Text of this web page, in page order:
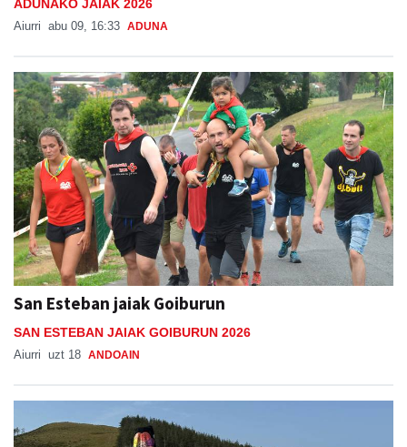
ADUNAKO JAIAK 2026
Aiurri abu 09, 16:33 ADUNA
San Esteban jaiak Goiburun
SAN ESTEBAN JAIAK GOIBURUN 2026
Aiurri uzt 18 ANDOAIN